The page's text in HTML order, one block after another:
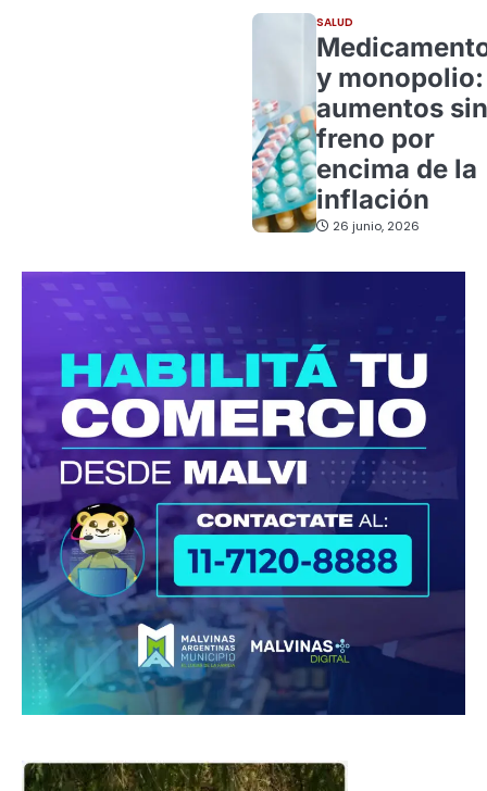
SALUD
y monopolio:
aumentos sin
freno por
encima de la
inflación
26 junio, 2026